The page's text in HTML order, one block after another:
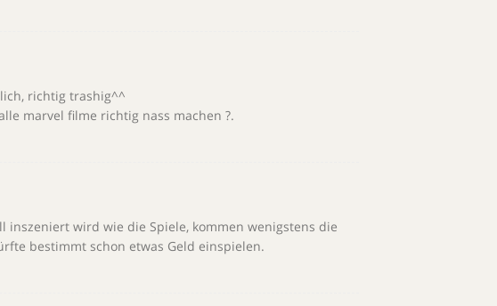
richtig trashig^^
marvel filme richtig nass machen ?.
inszeniert wird wie die Spiele, kommen wenigstens die
bestimmt schon etwas Geld einspielen.